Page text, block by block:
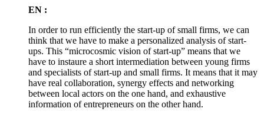
EN :
In order to run efficiently the start-up of small firms, we can
think that we have to make a personalized analysis of start-
ups. This “microcosmic vision of start-up” means that we
have to instaure a short intermediation between young firms
and specialists of start-up and small firms. It means that it may
have real collaboration, synergy effects and networking
between local actors on the one hand, and exhaustive
information of entrepreneurs on the other hand.